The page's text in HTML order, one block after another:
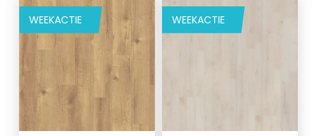
WEEKACTIE WEEKACTIE